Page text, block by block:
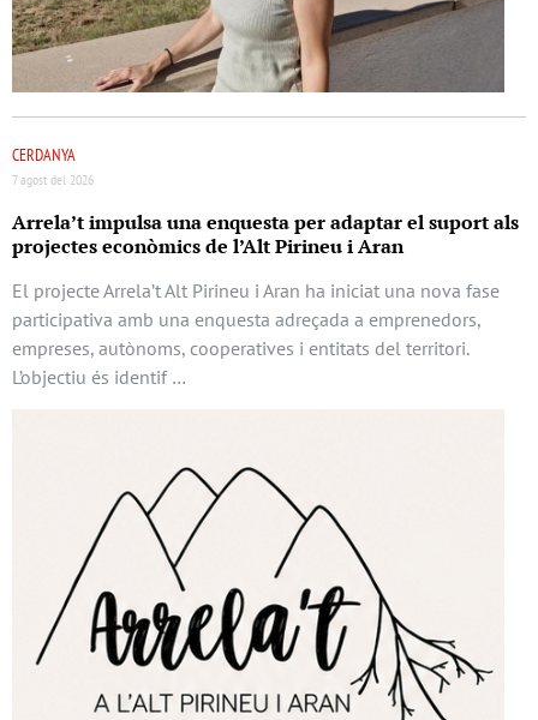
CERDANYA
7 agost del 2026
Arrela’t impulsa una enquesta per adaptar el suport als
projectes econòmics de l’Alt Pirineu i Aran
El projecte Arrela’t Alt Pirineu i Aran ha iniciat una nova fase
participativa amb una enquesta adreçada a emprenedors,
empreses, autònoms, cooperatives i entitats del territori.
L’objectiu és identif …